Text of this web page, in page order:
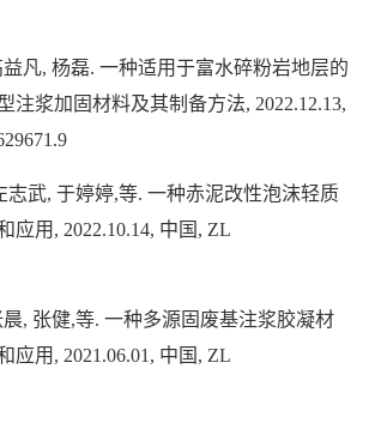
益凡, 杨磊. 一种适用于富水碎粉岩地层的
注浆加固材料及其制备方法, 2022.12.13,
志武, 于婷婷,等. 一种赤泥改性泡沫轻质
应用 , 2022.10.14, 中国 , ZL
晨, 张健,等. 一种多源固废基注浆胶凝材
应用 , 2021.06.01 , 中国 , ZL